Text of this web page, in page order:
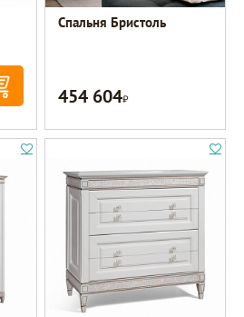
Спальня Бристоль
454 604Р